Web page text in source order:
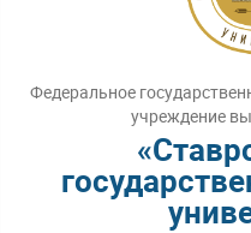
Федеральное
учреждение